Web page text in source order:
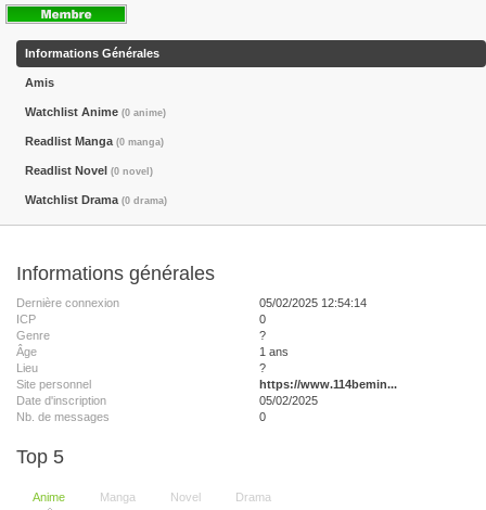
Informations Générales
Amis
Watchlist Anime (0 anime)
Readlist Manga (0 manga)
Readlist Novel (0 novel)
Watchlist Drama (0 drama)
Informations générales
Dernière connexion
05/02/2025 12:54:14
ICP
0
Genre
?
Âge
1 ans
Lieu
?
Site personnel
https://www.114bemin...
Date d'inscription
05/02/2025
Nb. de messages
0
Top 5
Anime Manga Novel Drama